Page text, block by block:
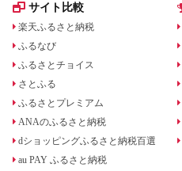
サイト比較
楽天ふるさと納税
ふるなび
ふるさとチョイス
さとふる
ふるさとプレミアム
ANAのふるさと納税
dショッピングふるさと納税百選
au PAY ふるさと納税